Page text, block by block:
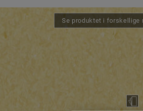
Se produktet i forskellige